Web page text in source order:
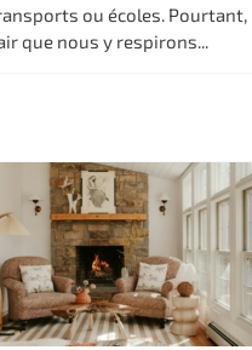
ou écoles. Pourtant,
que nous y respirons...